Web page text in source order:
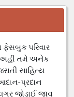
ફેસબુક પરિવાર
અહી તમે અનેક
સાહિત્ય
પ્રદાન
જોડાઈ જાવ